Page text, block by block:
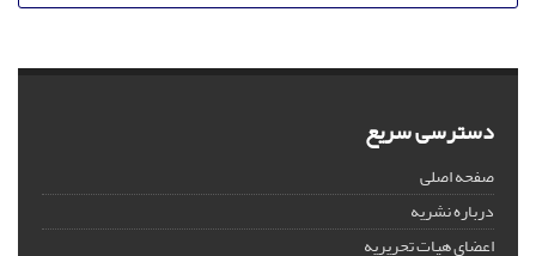
دسترسی سریع
صفحه اصلی
درباره نشریه
اعضای هیات تحریریه